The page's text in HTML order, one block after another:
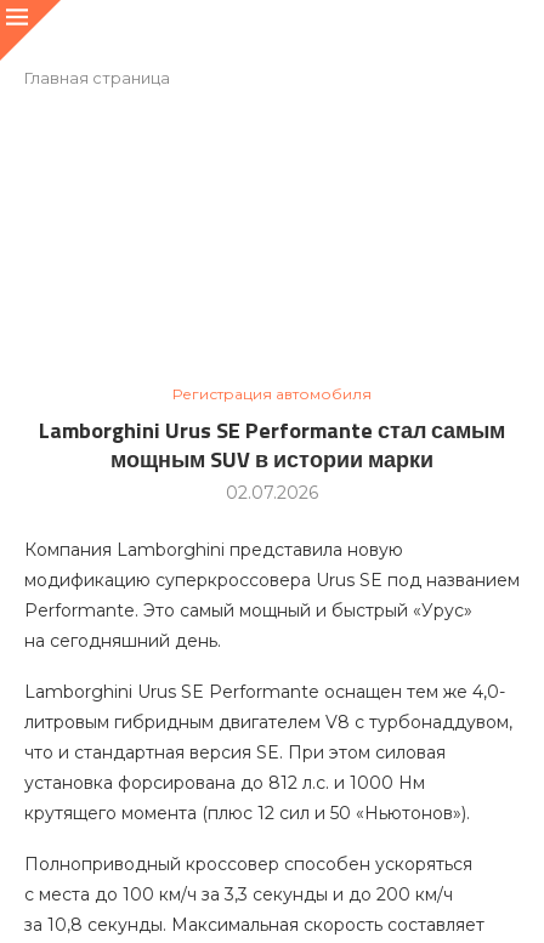
Главная страница
Регистрация автомобиля
Lamborghini Urus SE Performante стал самым
мощным SUV в истории марки
02.07.2026
Компания Lamborghini представила новую
модификацию суперкроссовера Urus SE под названием
Performante. Это самый мощный и быстрый «Урус»
на сегодняшний день.
Lamborghini Urus SE Performante оснащен тем же 4,0-
литровым гибридным двигателем V8 с турбонаддувом,
что и стандартная версия SE. При этом силовая
установка форсирована до 812 л.с. и 1000 Нм
крутящего момента (плюс 12 сил и 50 «Ньютонов»).
Полноприводный кроссовер способен ускоряться
с места до 100 км/ч за 3,3 секунды и до 200 км/ч
за 10,8 секунды. Максимальная скорость составляет